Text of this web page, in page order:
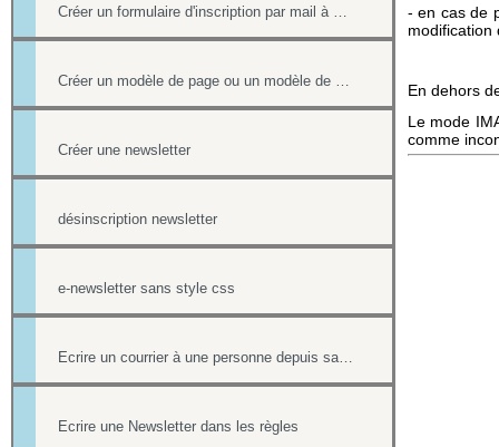
Créer un formulaire d'inscription par mail à un événement
Créer un modèle de page ou un modèle de mailing
Créer une newsletter
désinscription newsletter
e-newsletter sans style css
Ecrire un courrier à une personne depuis sa fiche contact
Ecrire une Newsletter dans les règles
- en cas de
modification
En dehors
Le mode
comme